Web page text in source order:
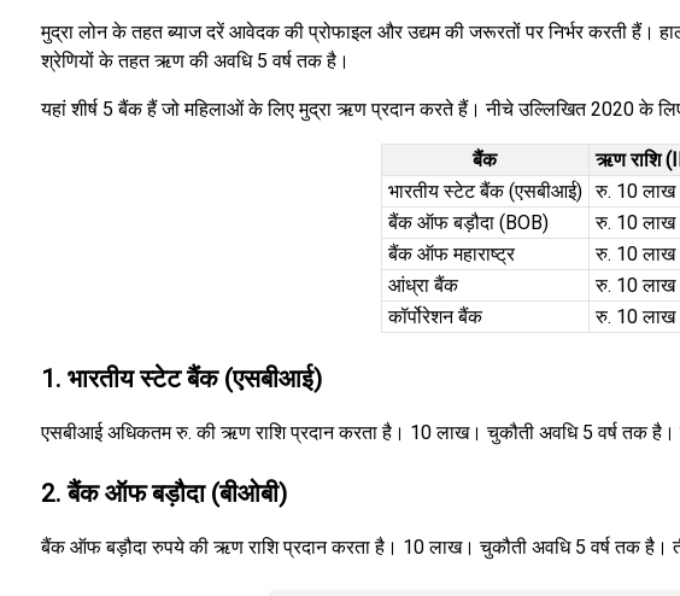
मुद्रा लोन के तहत ब्याज दरें आवेदक की प्रोफाइल और उद्यम की जरूरतों पर निर्भर करती
श्रेणियों के तहत ऋण की अवधि 5 वर्ष तक है।
यहां शीर्ष 5 बैंक हैं जो महिलाओं के लिए मुद्रा ऋण प्रदान करते हैं। नीचे उल्लिखित 2020 के
बैंक ऋण राशि
भारतीय स्टेट बैंक (एसबीआई) रु. 10 लाख
बैंक ऑफ बड़ौदा (BOB)
रु. 10 लाख
बैंक ऑफ महाराष्ट्र
रु. 10 लाख
आंध्रा बैंक
रु. 10 लाख
कॉर्पोरेशन बैंक
रु. 10 लाख
1. भारतीय स्टेट बैंक (एसबीआई)
एसबीआई अधिकतम रु. की ऋण राशि प्रदान करता है। 10 लाख। चुकौती अवधि 5 वर्ष तक
2. बैंक ऑफ बड़ौदा (बीओबी)
बैंक ऑफ बड़ौदा रुपये की ऋण राशि प्रदान करता है। 10 लाख। चुकौती अवधि 5 वर्ष तक